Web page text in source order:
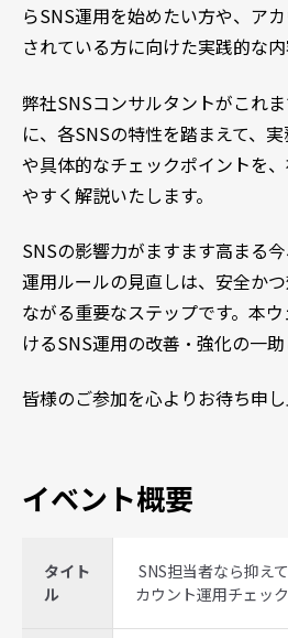
らSNS運用を始めたい方や、ア
されている方に向けた実践的な内
弊社SNSコンサルタントがこれ
に、各SNSの特性を踏まえて、
や具体的なチェックポイントを
やすく解説いたします。
SNSの影響力がますます高まる
運用ルールの見直しは、安全か
ながる重要なステップです。本
けるSNS運用の改善・強化の一助
皆様のご参加を心よりお待ち申し
イベント概要
タイト
ル
SNS担当者なら抑え
カウント運用チェッ